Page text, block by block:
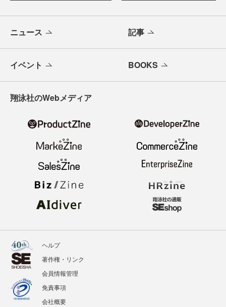
ニュース 記事
イベント BOOKS
翔泳社のWebメディア
ヘルプ
著作権・リンク
会員情報管理
免責事項
会社概要